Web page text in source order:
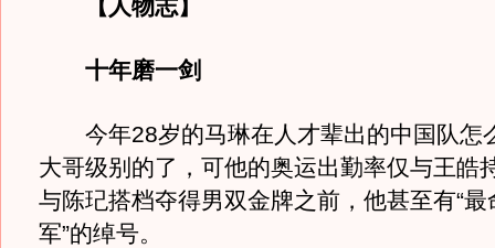
【人物志】
十年磨一剑
今年28岁的马琳在人才辈出的中国队怎
大哥级别的了，可他的奥运出勤率仅与王皓
与陈玘搭档夺得男双金牌之前，他甚至有“最
军”的绰号。